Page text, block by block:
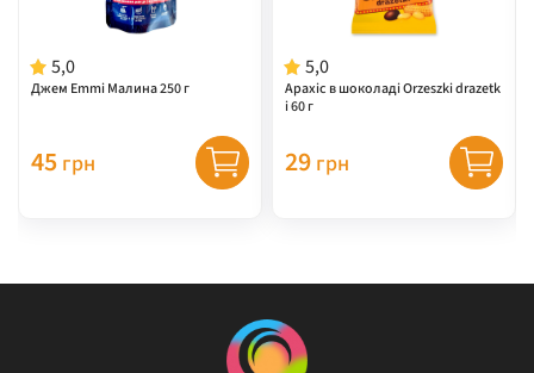
5,0
Джем Emmi Малина 250 г
45 грн
5,0
Арахіс в шоколаді Orzeszki drazetk
i 60 г
29 грн